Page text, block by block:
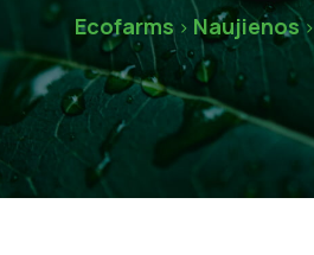
Ecofarms> Naujienos>